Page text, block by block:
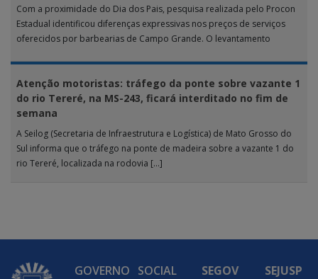
Com a proximidade do Dia dos Pais, pesquisa realizada pelo Procon
Estadual identificou diferenças expressivas nos preços de serviços
oferecidos por barbearias de Campo Grande. O levantamento
Atenção motoristas: tráfego da ponte sobre vazante 1
do rio Tereré, na MS-243, ficará interditado no fim de
semana
A Seilog (Secretaria de Infraestrutura e Logística) de Mato Grosso do
Sul informa que o tráfego na ponte de madeira sobre a vazante 1 do
rio Tereré, localizada na rodovia […]
GOVERNO SOCIAL
SEGOV
SEJUSP